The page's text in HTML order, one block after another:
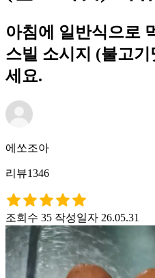
아침에 일반식으로
스빌 소시지 (불고
세요.
에쏘조아
리뷰1346
조회수 35 작성일자 26.05.31